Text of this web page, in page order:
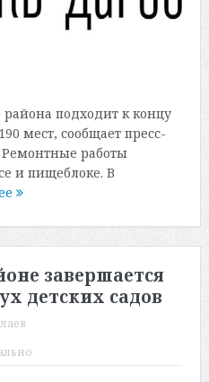
подходит к концу
мест, сообщает пресс-
работы
и пищеблоке. В
завершается
детских садов